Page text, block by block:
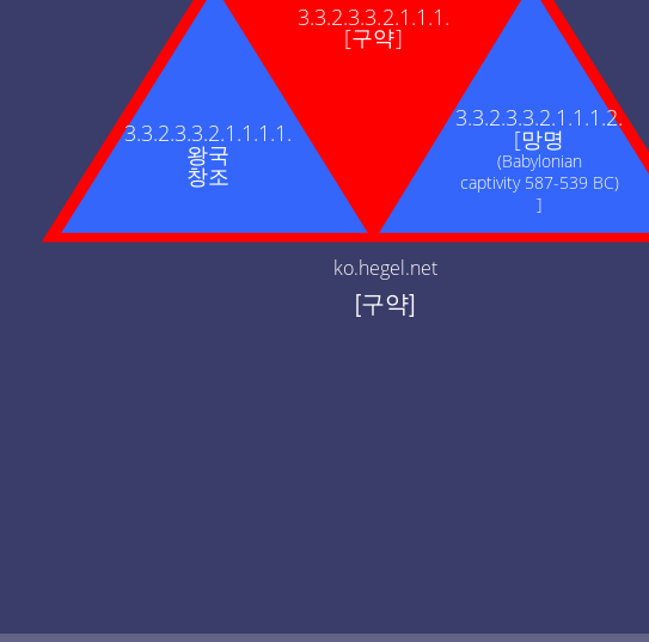
3.3.2.3.3.2.1.1.1.
[구약]
3.3.2.3.3.2.1.1.1.1.
왕국
창조
3.3.2.3.3.2.1.1.1.2.
[망명
(Babylonian
captivity 587-539 BC)
]
ko.hegel.net
[구약]